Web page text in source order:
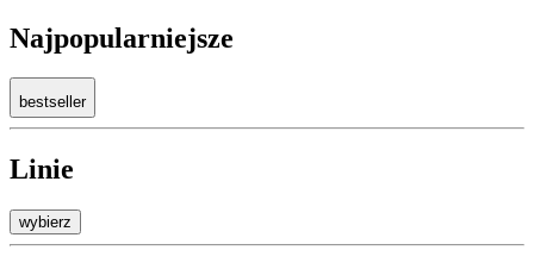
Najpopularniejsze
bestseller
Linie
wybierz